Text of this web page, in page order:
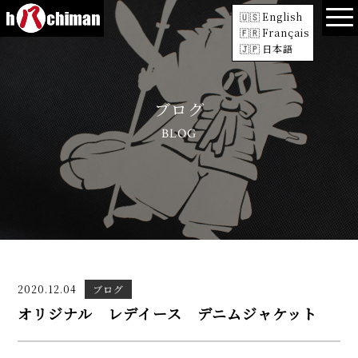
English
Français
日本語
ブログ
BLOG
2020.12.04 ブログ
オリジナル レデイース デニムジャケット